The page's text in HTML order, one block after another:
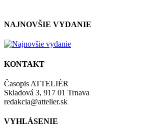
NAJNOVŠIE VYDANIE
KONTAKT
Časopis ATTELIÉR
Skladová 3, 917 01 Trnava
redakcia@attelier.sk
VYHLÁSENIE